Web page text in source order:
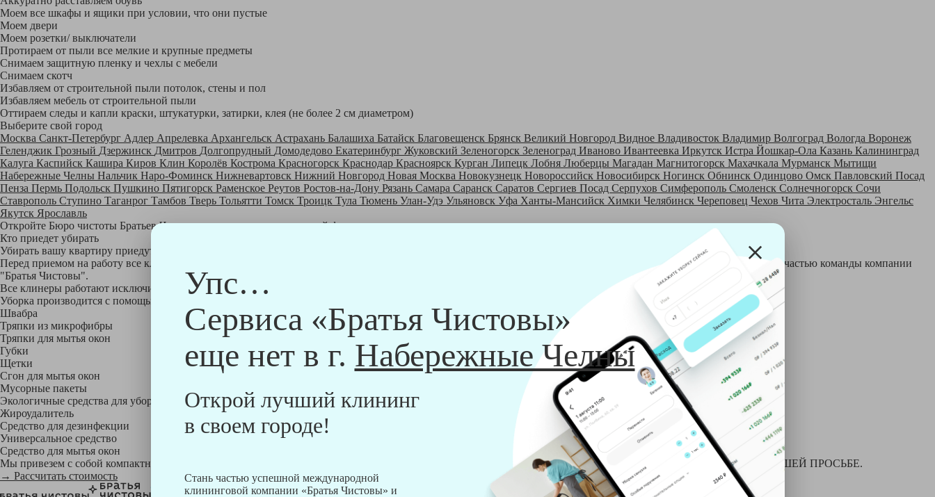
Упс…
Сервиса «Братья Чистовы»
еще нет в г. Набережные Челны
Открой лучший клининг
в своем городе!
Стань частью успешной международной
клининговой компании «Братья Чистовы» и
Моем все шкафы и ящики при условии, что они пустые
Моем двери
Моем розетки/ выключатели
Протираем от пыли все мелкие и крупные предметы
Снимаем защитную пленку и чехлы с мебели
Снимаем скотч
Избавляем от строительной пыли потолок, стены и пол
Избавляем мебель от строительной пыли
Оттираем следы и капли краски, штукатурки, затирки, клея (не более 2 см диаметром)
Выберите свой город
Москва Санкт-Петербург Адлер Апрелевка Архангельск Астрахань Балашиха Батайск Благовещенск Брянск Великий Новгород Видное Владивосток Владимир Волгоград Вологда Воронеж
Геленджик Грозный Дзержинск Дмитров Долгопрудный Домодедово Екатеринбург Жуковский Зеленогорск Зеленоград Иваново Ивантеевка Иркутск Истра Йошкар-Ола Казань Калининград
Калуга Каспийск Кашира Киров Клин Королёв Кострома Красногорск Краснодар Красноярск Курган Липецк Лобня Люберцы Магадан Магнитогорск Махачкала Мурманск Мытищи
Набережные Челны Нальчик Наро-Фоминск Нижневартовск Нижний Новгород Новая Москва Новокузнецк Новороссийск Новосибирск Ногинск Обнинск Одинцово Омск Павловский Посад
Пенза Пермь Подольск Пушкино Пятигорск Раменское Реутов Ростов-на-Дону Рязань Самара Саранск Саратов Сергиев Посад Серпухов Симферополь Смоленск Солнечногорск Сочи
Ставрополь Ступино Таганрог Тамбов Тверь Тольятти Томск Троицк Тула Тюмень Улан-Удэ Ульяновск Уфа Ханты-Мансийск Химки Челябинск Череповец Чехов Чита Электросталь Энгельс
Якутск Ярославль
Откройте Бюро чистоты Братьев Чистовых в своем городе понашей франшизе
Кто приедет убирать
Убирать вашу квартиру приедут профессионально обученные клинеры - русские девушки, в возрасте от 24 до 40 лет.
Перед приемом на работу все клинеры проходят аттестацию в нашем обучающем центре, а также проверку в службе безопасности и только после этого становятся частью команды компании
"Братья Чистовы".
Все клинеры работают исключительно в форме с логотипом компании "Братья Чистовы".
Уборка производится с помощью профессиональных технических и химический средств, которые наши клинеры привозят с собой:
Швабра
Тряпки из микрофибры
Тряпки для мытья окон
Губки
Щетки
Сгон для мытья окон
Мусорные пакеты
Экологичные средства для уборки немецкой марки Kiehl:
Жироудалитель
Средство для дезинфекции
Универсальное средство
Средство для мытья окон
Мы привезем с собой компактный профессиональный пылесос фирмы Soteco, а также утюг, ведро, парогенератор, аппарат для химчистки и многое другое ПО ВАШЕЙ ПРОСЬБЕ.
→ Рассчитать стоимость